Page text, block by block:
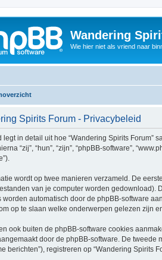
Wandering
Wie hier niet als vriend naar
Spirits Forum - Privacybeleid
legt in detail uit hoe “Wandering Spirits Forum”
“zij”, “hun”, “zijn”, “phpBB-software”,
wordt op twee manieren verzameld. De
van je computer worden gedownload).
worden automatisch door de phpBB-software
op te slaan welke onderwerpen gelezen zijn
ook buiten de phpBB-software cookies
door de phpBB-software. De
berichten”), registreren op “Wandering Spirits